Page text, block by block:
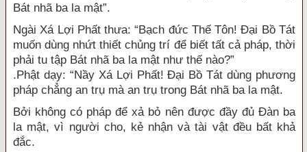
Bát nhã ba la mật”.
Ngài Xá Lợi Phất thưa: “Bạch đức Thế Tôn! Đại Bồ Tát
muốn dùng nhứt thiết chủng trí để biết tất cả pháp, thời
phải tu tập Bát nhã ba la mật như thế nào?”
.Phật dạy: “Nầy Xá Lợi Phất! Đại Bồ Tát dùng phương
pháp chẳng an trụ mà an trụ trong Bát nhã ba la mật.
Bởi không có pháp để xả bỏ nên được đầy đủ Đàn ba
la mật, vì người cho, kẻ nhận và tài vật đều bất khả
đắc.